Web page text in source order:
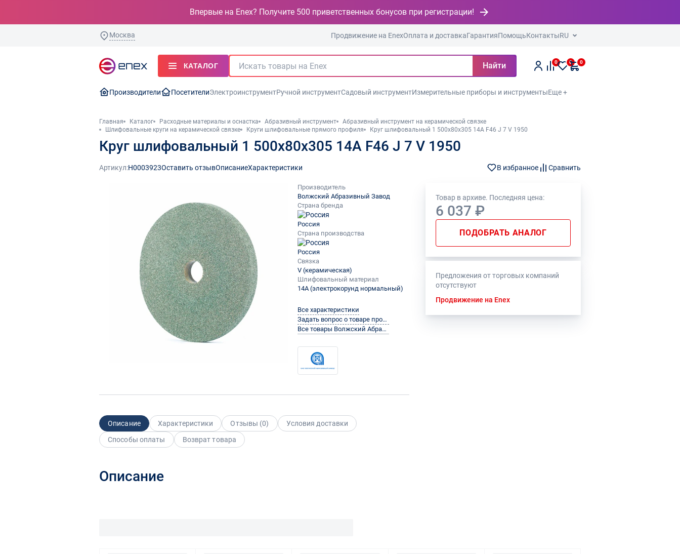
Впервые на Enex? Получите 500 приветственных бонусов при регистрации!
Москва Продвижение на EnexОплата и доставкаГарантияПомощьКонтактыRU
КАТАЛОГ Найти 0 0 0
Производители ПосетителиЭлектроинструментРучной инструментСадовый инструментИзмерительные приборы и инструментыЕще +
Главная Каталог Расходные материалы и оснастка Абразивный инструмент
Абразивный инструмент на керамической связке
Шлифовальные круги на керамической связке
Круги шлифовальные прямого профиля Круг шлифовальный 1 500х80х305 14А F46 J 7 V 1950
Круг шлифовальный 1 500х80х305 14А F46 J 7 V 1950
Артикул:Н0003923Оставить отзывОписаниеХарактеристики В избранное Сравнить
Производитель
Волжский Абразивный Завод
Страна бренда
Россия
Страна производства
Россия
Связка
V (керамическая)
Шлифовальный материал
14A (электрокорунд нормальный)
Все характеристики
Задать вопрос о товаре производителю
Все товары Волжский Абразивный Завод
Товар в архиве. Последняя цена:
6 037 ₽
ПОДОБРАТЬ АНАЛОГ
Предложения от торговых компаний
отсутствуют
Продвижение на Enex
Описание Характеристики Отзывы (0)
Условия доставки
Способы оплаты
Возврат товара
Описание